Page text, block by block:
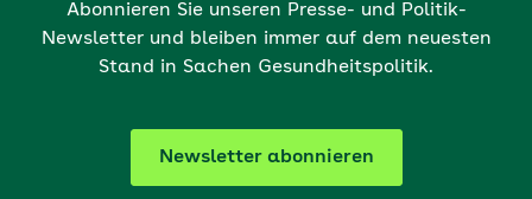
Abonnieren Sie unseren Presse- und Politik-
Newsletter und bleiben immer auf dem neuesten
Stand in Sachen Gesundheitspolitik.
Newsletter abonnieren